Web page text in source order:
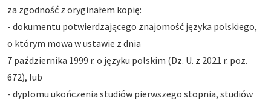
za zgodność z oryginałem kopię:
- dokumentu potwierdzającego znajomość języka polskiego,
o którym mowa w ustawie z dnia
7 października 1999 r. o języku polskim (Dz. U. z 2021 r. poz.
672), lub
- dyplomu ukończenia studiów pierwszego stopnia, studiów